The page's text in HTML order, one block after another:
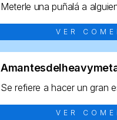
Meterle una puñalá a
VER
Se refiere a hacer un gran
VER